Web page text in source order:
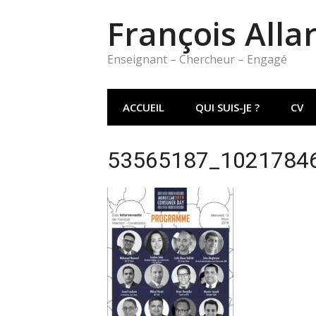
François
Enseignant – Chercheur – Engagé
ACCUEIL QUI SUIS-JE ? CV